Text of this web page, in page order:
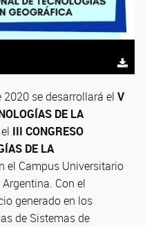
2020 se desarrollará el V
DE LA
III CONGRESO
DE LA
el Campus Universitario
Con el
generado en los
de Sistemas de